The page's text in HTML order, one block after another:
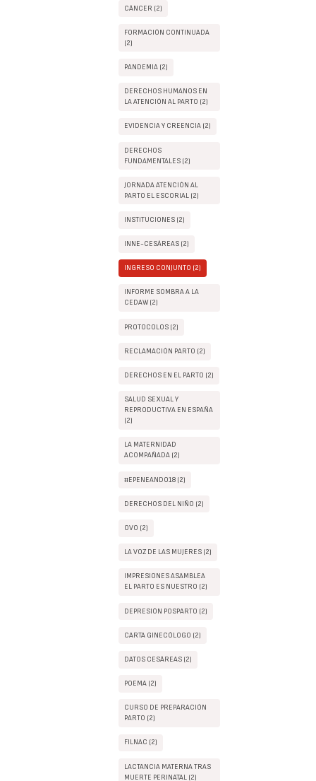
CÁNCER (2)
FORMACIÓN CONTINUADA
(2)
PANDEMIA (2)
DERECHOS HUMANOS EN
LA ATENCIÓN AL PARTO (2)
EVIDENCIA Y CREENCIA (2)
DERECHOS
FUNDAMENTALES (2)
JORNADA ATENCIÓN AL
PARTO EL ESCORIAL (2)
INSTITUCIONES (2)
INNE-CESÁREAS (2)
INGRESO CONJUNTO (2)
INFORME SOMBRA A LA
CEDAW (2)
PROTOCOLOS (2)
RECLAMACIÓN PARTO (2)
DERECHOS EN EL PARTO (2)
SALUD SEXUAL Y
REPRODUCTIVA EN ESPAÑA
(2)
LA MATERNIDAD
ACOMPAÑADA (2)
#EPENEANDO18 (2)
DERECHOS DEL NIÑO (2)
OVO (2)
LA VOZ DE LAS MUJERES (2)
IMPRESIONES ASAMBLEA
EL PARTO ES NUESTRO (2)
DEPRESIÓN POSPARTO (2)
CARTA GINECÓLOGO (2)
DATOS CESÁREAS (2)
POEMA (2)
CURSO DE PREPARACIÓN
PARTO (2)
FILNAC (2)
LACTANCIA MATERNA TRAS
MUERTE PERINATAL (2)